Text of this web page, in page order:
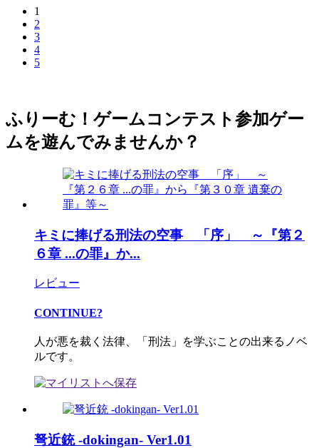
1
2
3
4
5
ふりーむ！ゲームコンテスト参加ゲー
ムを遊んでみませんか？
キミに捧げる刑法の空事 「序」 ～『第２
６章 ...の罪』か...
レビュー
CONTINUE?
人が悪を裁く法律、「刑法」を学ぶことの出来るノベ
ルです。
弩近銃 -dokingan- Ver1.01